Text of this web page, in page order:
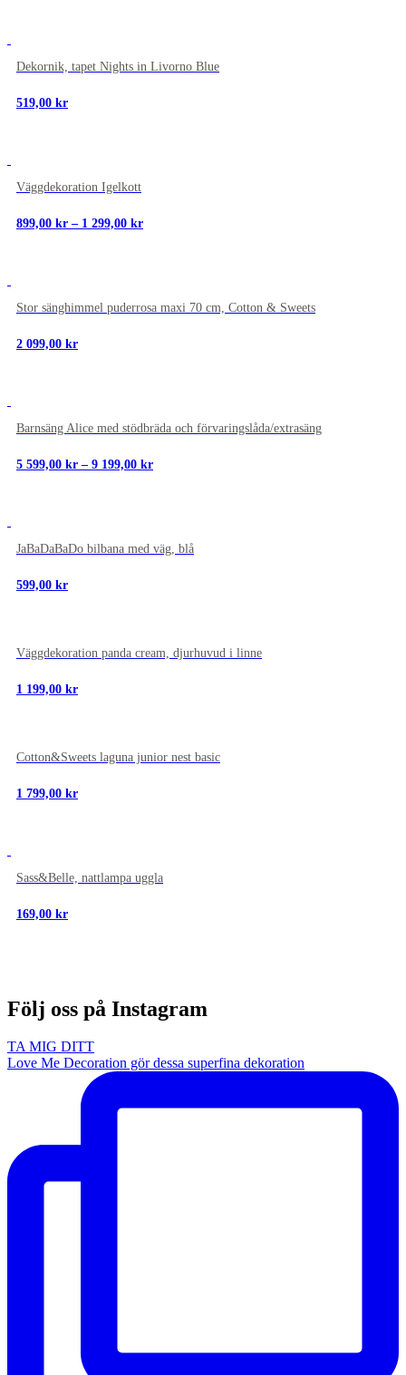
Dekornik, tapet Nights in Livorno Blue
519,00 kr
Väggdekoration Igelkott
899,00 kr – 1 299,00 krPrisintervall:
Stor sänghimmel puderrosa maxi 70 cm, Cotton & Sweets
2 099,00 kr
Barnsäng Alice med stödbräda och förvaringslåda/extrasäng
5 599,00 kr – 9 199,00 krPrisintervall:
JaBaDaBaDo bilbana med väg, blå
599,00 kr
Väggdekoration panda cream, djurhuvud i linne
1 199,00 kr
Cotton&Sweets laguna junior nest basic
1 799,00 kr
Sass&Belle, nattlampa uggla
169,00 kr
Följ oss på Instagram
TA MIG DITT
Love Me Decoration gör dessa superfina dekoration